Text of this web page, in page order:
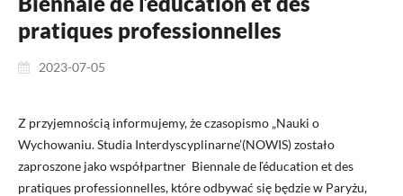
pratiques professionnelles
2023-07-05
Z przyjemnością informujemy, że czasopismo „Nauki o
Wychowaniu. Studia Interdyscyplinarne’(NOWIS) zostało
zaproszone jako współpartner Biennale de ľéducation et des
pratiques professionnelles, które odbywać się będzie w Paryżu,